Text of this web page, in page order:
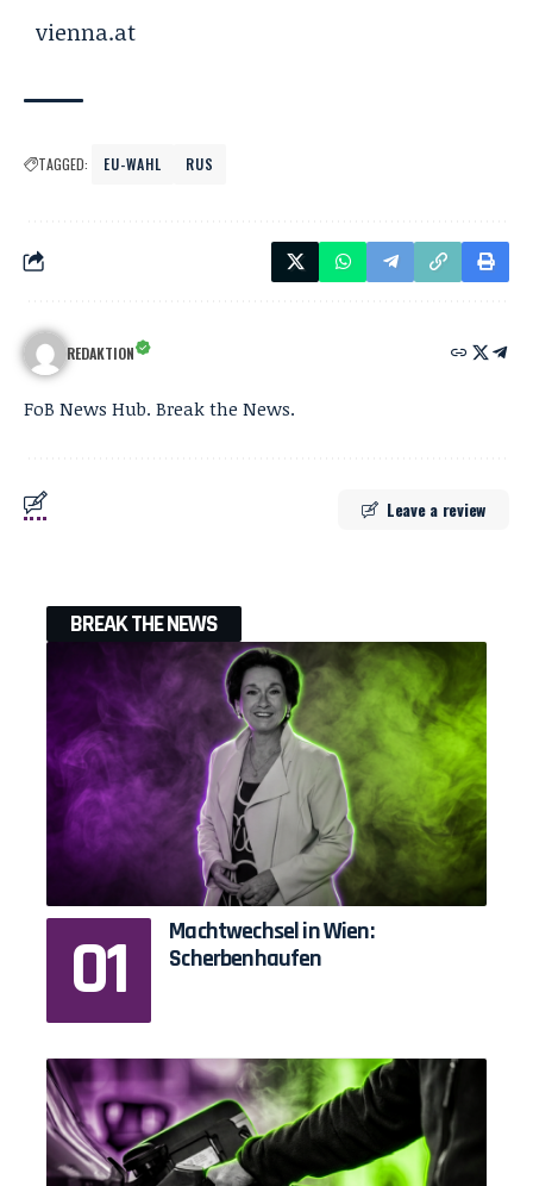
vienna.at
TAGGED: EU-WAHL RUS
REDAKTION
FoB News Hub. Break the News.
Leave a review
BREAK THE NEWS
Machtwechsel in Wien:
Scherbenhaufen